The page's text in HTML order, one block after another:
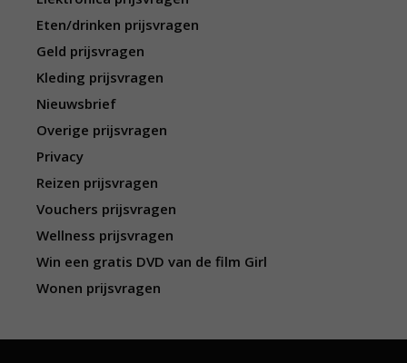
Eten/drinken prijsvragen
Geld prijsvragen
Kleding prijsvragen
Nieuwsbrief
Overige prijsvragen
Privacy
Reizen prijsvragen
Vouchers prijsvragen
Wellness prijsvragen
Win een gratis DVD van de film Girl
Wonen prijsvragen